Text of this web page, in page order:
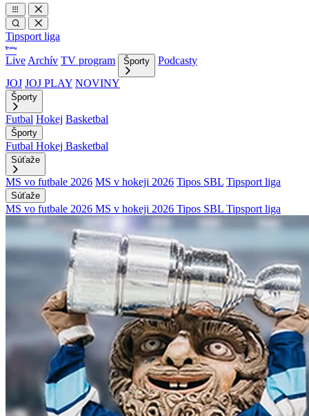
Tipsport liga
Live Archív TV program Športy
Podcasty
JOJ JOJ PLAY NOVINY
Športy
Futbal Hokej Basketbal
Športy
Futbal Hokej Basketbal
Súťaže
MS vo futbale 2026 MS v hokeji 2026 Tipos SBL Tipsport liga
Súťaže
MS vo futbale 2026 MS v hokeji 2026 Tipos SBL Tipsport liga